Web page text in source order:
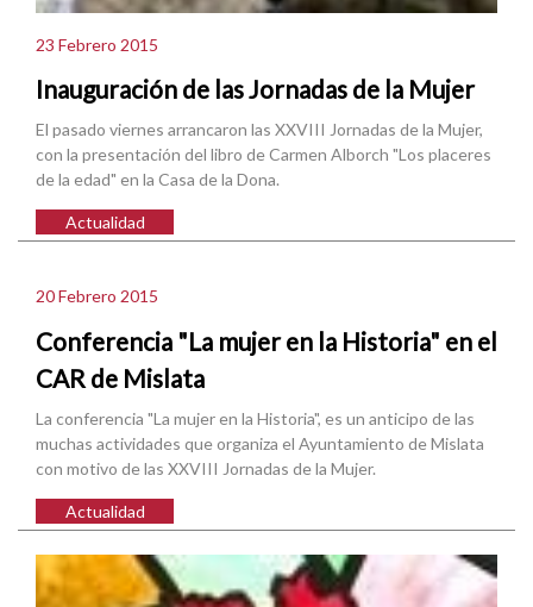
23 Febrero 2015
Inauguración de las Jornadas de la Mujer
El pasado viernes arrancaron las XXVIII Jornadas de la Mujer,
con la presentación del libro de Carmen Alborch "Los placeres
de la edad" en la Casa de la Dona.
Actualidad
20 Febrero 2015
Conferencia "La mujer en la Historia" en el
CAR de Mislata
La conferencia "La mujer en la Historia", es un anticipo de las
muchas actividades que organiza el Ayuntamiento de Mislata
con motivo de las XXVIII Jornadas de la Mujer.
Actualidad